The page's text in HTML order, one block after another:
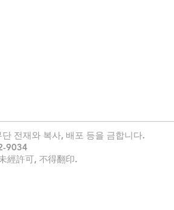
전재와 복사, 배포 등을 금합니다.
9034
經許可, 不得翻印.